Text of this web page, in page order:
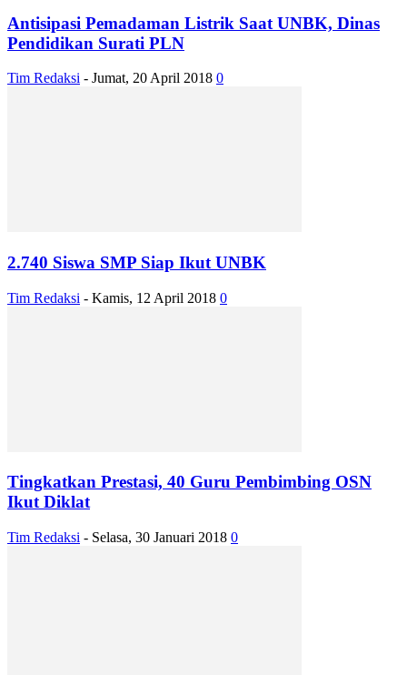
Antisipasi Pemadaman Listrik Saat UNBK, Dinas
Pendidikan Surati PLN
Tim Redaksi - Jumat, 20 April 2018 0
2.740 Siswa SMP Siap Ikut UNBK
Tim Redaksi - Kamis, 12 April 2018 0
Tingkatkan Prestasi, 40 Guru Pembimbing OSN
Ikut Diklat
Tim Redaksi - Selasa, 30 Januari 2018 0